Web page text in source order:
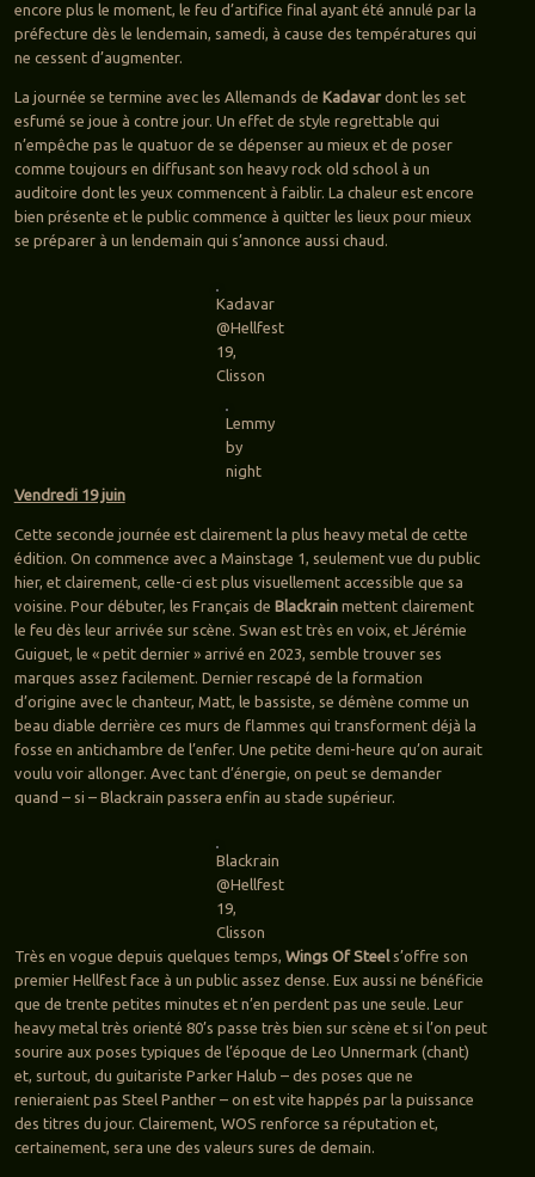
encore plus le moment, le feu d’artifice final ayant été annulé par la
préfecture dès le lendemain, samedi, à cause des températures qui
ne cessent d’augmenter.
La journée se termine avec les Allemands de Kadavar dont les set
esfumé se joue à contre jour. Un effet de style regrettable qui
n’empêche pas le quatuor de se dépenser au mieux et de poser
comme toujours en diffusant son heavy rock old school à un
auditoire dont les yeux commencent à faiblir. La chaleur est encore
bien présente et le public commence à quitter les lieux pour mieux
se préparer à un lendemain qui s’annonce aussi chaud.
Kadavar
@Hellfest
19,
Clisson
Lemmy
by
night
Vendredi 19 juin
Cette seconde journée est clairement la plus heavy metal de cette
édition. On commence avec a Mainstage 1, seulement vue du public
hier, et clairement, celle-ci est plus visuellement accessible que sa
voisine. Pour débuter, les Français de Blackrain mettent clairement
le feu dès leur arrivée sur scène. Swan est très en voix, et Jérémie
Guiguet, le « petit dernier » arrivé en 2023, semble trouver ses
marques assez facilement. Dernier rescapé de la formation
d’origine avec le chanteur, Matt, le bassiste, se démène comme un
beau diable derrière ces murs de flammes qui transforment déjà la
fosse en antichambre de l’enfer. Une petite demi-heure qu’on aurait
voulu voir allonger. Avec tant d’énergie, on peut se demander
quand – si – Blackrain passera enfin au stade supérieur.
Blackrain
@Hellfest
19,
Clisson
Très en vogue depuis quelques temps, Wings Of Steels’offre son
premier Hellfest face à un public assez dense. Eux aussi ne bénéficie
que de trente petites minutes et n’en perdent pas une seule. Leur
heavy metal très orienté 80’s passe très bien sur scène et si l’on peut
sourire aux poses typiques de l’époque de Leo Unnermark (chant)
et, surtout, du guitariste Parker Halub – des poses que ne
renieraient pas Steel Panther – on est vite happés par la puissance
des titres du jour. Clairement, WOS renforce sa réputation et,
certainement, sera une des valeurs sures de demain.